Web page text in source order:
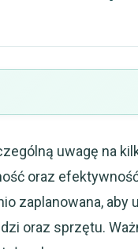
uwagę na
oraz
zaplanowana, aby
oraz sprzętu.